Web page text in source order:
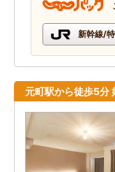
新幹線/
元町駅から徒歩5